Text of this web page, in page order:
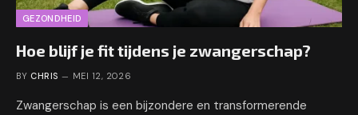
GEZONDHEID
Hoe blijf je fit tijdens je zwangerschap?
BY CHRIS MEI 12, 2026
Zwangerschap is een bijzondere en transformerende